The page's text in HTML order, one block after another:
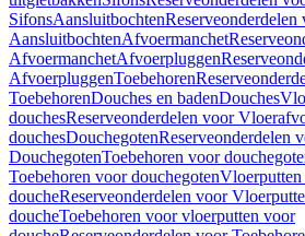
SifonsAansluitbochtenReserveonderdelen
AansluitbochtenAfvoermanchet
AfvoermanchetAfvoerpluggen
AfvoerpluggenToebehoren
ToebehorenDouches en badenDouches
douchesReserveonderdelen voor
douchesDouchegotenReserveonderdelen
DouchegotenToebehoren voor
Toebehoren voor douchegoten
doucheReserveonderdelen voor
doucheToebehoren voor vloerputten voor